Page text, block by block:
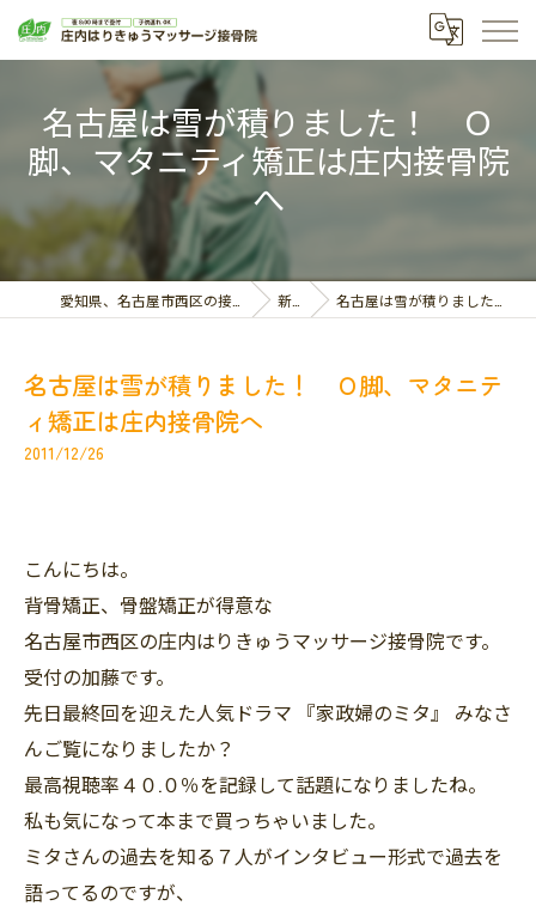
名古屋は雪が積りました！ Ｏ
脚、マタニティ矯正は庄内接骨院
へ
新着情報 名古屋は雪が積りました！ Ｏ脚、マタニティ矯正は庄内接骨院へ
名古屋は雪が積りました！ Ｏ脚、マタニテ
ィ矯正は庄内接骨院へ
2011/12/26
こんにちは。
背骨矯正、骨盤矯正が得意な
名古屋市西区の庄内はりきゅうマッサージ接骨院です。
受付の加藤です。
先日最終回を迎えた人気ドラマ 『家政婦のミタ』 みなさ
んご覧になりましたか？
最高視聴率４０.０％を記録して話題になりましたね。
私も気になって本まで買っちゃいました。
ミタさんの過去を知る７人がインタビュー形式で過去を
語ってるのですが、